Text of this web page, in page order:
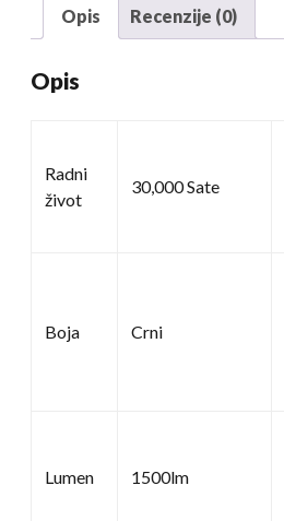
Opis Recenzije (0)
Opis
Radni
život
30,000 Sate
Boja Crni
Lumen 1500lm